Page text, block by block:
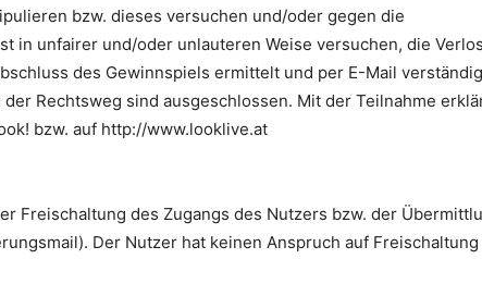
bzw. dieses versuchen und/oder gegen die
in unfairer und/oder unlauteren Weise versuchen, die
des Gewinnspiels ermittelt und per E-Mail
Rechtsweg sind ausgeschlossen. Mit der Teilnahme
bzw. auf http://www.looklive.at
Freischaltung des Zugangs des Nutzers bzw. der
Der Nutzer hat keinen Anspruch auf